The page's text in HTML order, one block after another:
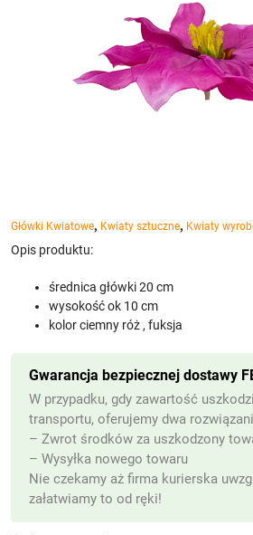
Główki Kwiatowe, Kwiaty sztuczne, Kwiaty
Opis produktu:
średnica główki 20 cm
wysokość ok 10 cm
kolor ciemny róż , fuksja
Gwarancja bezpiecznej dostawy
W przypadku, gdy zawartość
transportu, oferujemy dwa
– Zwrot środków za uszkodzony
– Wysyłka nowego towaru
Nie czekamy aż firma kurierska
załatwiamy to od ręki!